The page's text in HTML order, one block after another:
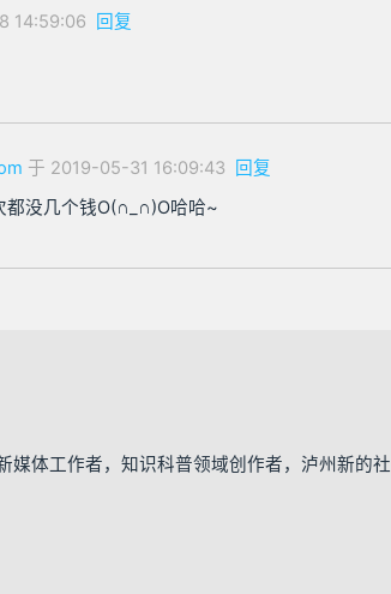
14:59:06
回复
于 2019-05-31 16:09:43
回复
都没几个钱O(∩_∩)O哈哈~
媒体工作者，知识科普领域创作者，泸州新的社